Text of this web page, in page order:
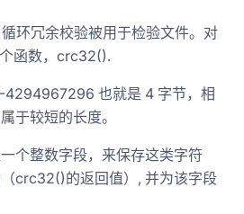
环冗余校验被用于检验文件。对
函数，crc32().
4294967296 也就是 4 字节，相
于较短的长度。
个整数字段，来保存这类字符
crc32()的返回值）, 并为该字段